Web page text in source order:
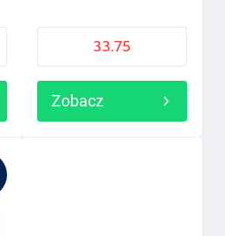
33.75
Zobacz